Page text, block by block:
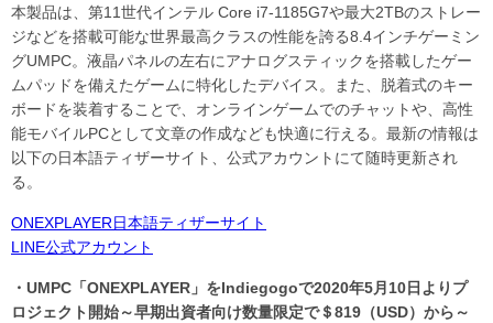
本製品は、第11世代インテル Core i7-1185G7や最⼤2TBのストレー
ジなどを搭載可能な世界最高クラスの性能を誇る8.4インチゲーミン
グUMPC。液晶パネルの左右にアナログスティックを搭載したゲー
ムパッドを備えたゲームに特化したデバイス。また、脱着式のキー
ボードを装着することで、オンラインゲームでのチャットや、高性
能モバイルPCとして⽂章の作成なども快適に行える。最新の情報は
以下の日本語ティザーサイト、公式アカウントにて随時更新され
る。
ONEXPLAYER日本語ティザーサイト
LINE公式アカウント
・UMPC「ONEXPLAYER」をIndiegogoで2020年5⽉10日よりプ
ロジェクト開始～早期出資者向け数量限定で＄819（USD）から～